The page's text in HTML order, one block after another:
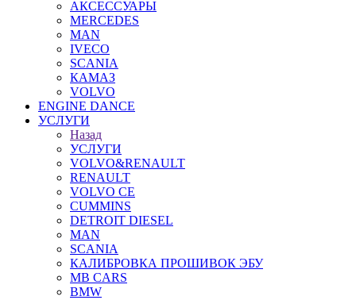
АКСЕССУАРЫ
MERCEDES
MAN
IVECO
SCANIA
КАМАЗ
VOLVO
ENGINE DANCE
УСЛУГИ
Назад
УСЛУГИ
VOLVO&RENAULT
RENAULT
VOLVO CE
CUMMINS
DETROIT DIESEL
MAN
SCANIA
КАЛИБРОВКА ПРОШИВОК ЭБУ
MB CARS
BMW